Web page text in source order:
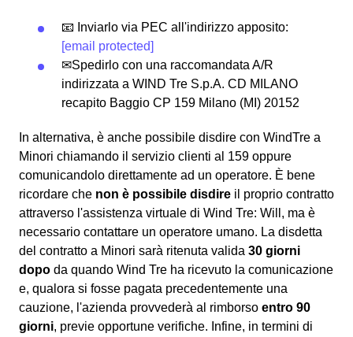
📧 Inviarlo via PEC all'indirizzo apposito:
[email protected]
✉Spedirlo con una raccomandata A/R
indirizzata a WIND Tre S.p.A. CD MILANO
recapito Baggio CP 159 Milano (MI) 20152
In alternativa, è anche possibile disdire con WindTre a
Minori chiamando il servizio clienti al 159 oppure
comunicandolo direttamente ad un operatore. È bene
ricordare che non è possibile disdire il proprio contratto
attraverso l'assistenza virtuale di Wind Tre: Will, ma è
necessario contattare un operatore umano. La disdetta
del contratto a Minori sarà ritenuta valida 30 giorni
dopo da quando Wind Tre ha ricevuto la comunicazione
e, qualora si fosse pagata precedentemente una
cauzione, l'azienda provvederà al rimborso entro 90
giorni, previe opportune verifiche. Infine, in termini di